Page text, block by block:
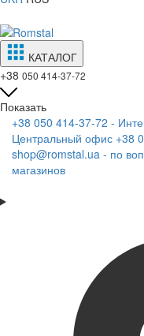
КАТАЛОГ
+38 050 414-37-72
Показать
+38 050 414-37-72 -
Центральный офис +38
shop@romstal.ua - по
магазинов